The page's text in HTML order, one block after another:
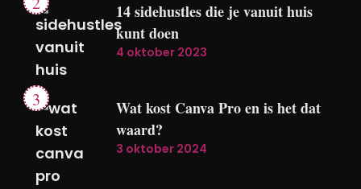
14 sidehustles die je vanuit huis
kunt doen
4 oktober 2023
Wat kost Canva Pro en is het dat
waard?
3 oktober 2024